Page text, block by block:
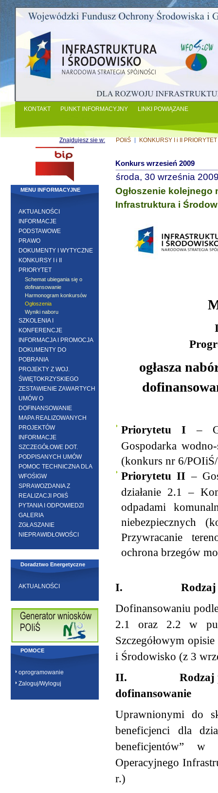
KONTAKT PUNKT INFORMACYJNY LINKI POWIĄZANE
Znajdujesz sie w: POIiŚ KONKURSY I i II PRIORYTET
MENU INFORMACYJNE
AKTUALNOŚCI
INFORMACJE
PODSTAWOWE
PRAWO
DOKUMENTY I WYTYCZNE
KONKURSY I i II
PRIORYTET
Schemat ubiegania się o
dofinansowanie
Harmonogram konkursów
Ogłoszenia
Wyniki naboru
SZKOLENIA I
KONFERENCJE
INFORMACJA I PROMOCJA
DOKUMENTY DO
POBRANIA
PROJEKTY Z WOJ.
ŚWIĘTOKRZYSKIEGO
ZESTAWIENIE ZAWARTYCH
UMÓW O
DOFINANSOWANIE
MAPA REALIZOWANYCH
PROJEKTÓW
INFORMACJE
SZCZEGÓŁOWE DOT.
PODPISANYCH UMÓW
POMOC TECHNICZNA DLA
WFOŚIGW
SPRAWOZDANIA Z
REALIZACJI POIiŚ
PYTANIA I ODPOWIEDZI
GALERIA
ZGŁASZANIE
NIEPRAWIDŁOWOŚCI
Doradztwo Energetyczne
AKTUALNOŚCI
POMOCE
oprogramowanie
Zaloguj/Wyloguj
Konkurs wrzesień 2009
środa, 30 września
Ogłoszenie kolejnego
Infrastruktura i
ogłasza
Priorytetu I–
Gospodarka
(konkurs nr 6/
Priorytetu II–
działanie 2.1 –
odpadami
niebezpiecznych
Przywracanie
ochrona brzegów
I.
Dofinansowaniu
2.1 oraz 2.2 w
Szczegółowym
i Środowisko (z 3
II. Rodzaj
dofinansowanie
Uprawnionymi do
beneficjenci dla
beneficjentów” w
Operacyjnego
r.)